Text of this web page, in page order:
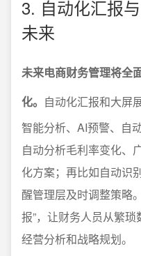
3. 自动化汇报
未来
未来电商财务管理将全
化。 自动化汇报和大屏
智能分析、AI预警、自
自动分析毛利率变化、
化方案；再比如自动识
醒管理层及时调整策略
报”，让财务人员从繁
经营分析和战略规划。